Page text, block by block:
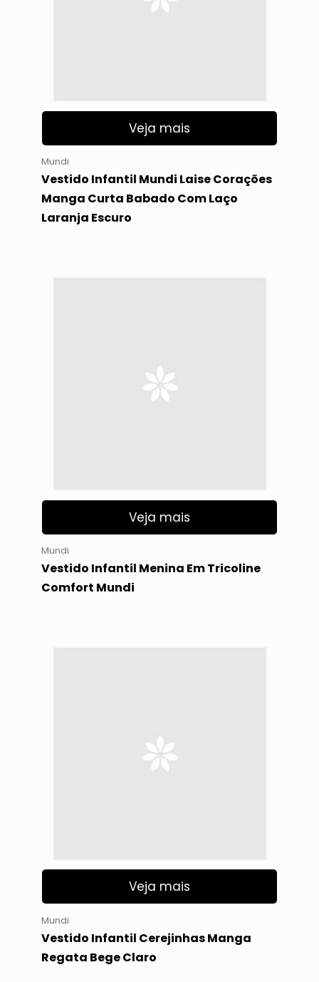
Veja mais
Mundi
Vestido Infantil Mundi Laise Corações
Manga Curta Babado Com Laço
Laranja Escuro
Veja mais
Mundi
Vestido Infantil Menina Em Tricoline
Comfort Mundi
Veja mais
Mundi
Vestido Infantil Cerejinhas Manga
Regata Bege Claro